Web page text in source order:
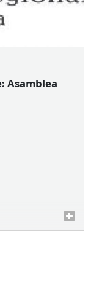
Asamblea